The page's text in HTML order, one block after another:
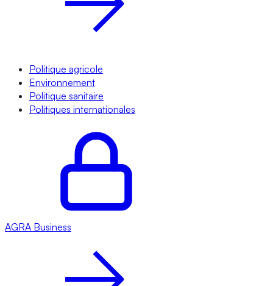
Politique agricole
Environnement
Politique sanitaire
Politiques internationales
AGRA Business